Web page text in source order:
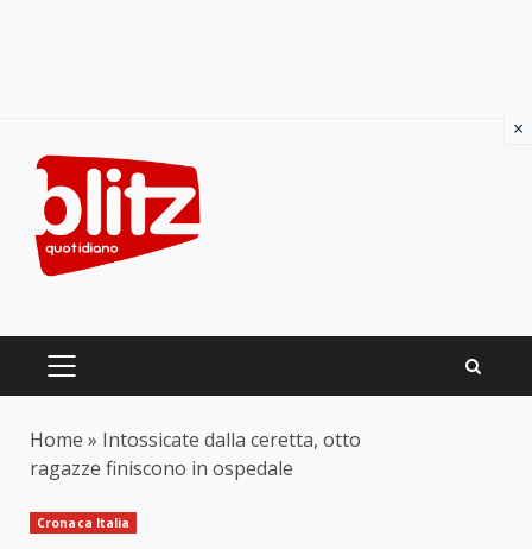
content
PRIMARY
Home » Intossicate dalla ceretta, otto
ragazze finiscono in ospedale
Cronaca Italia
×